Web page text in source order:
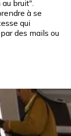
bruit".
à se
qui
des mails ou